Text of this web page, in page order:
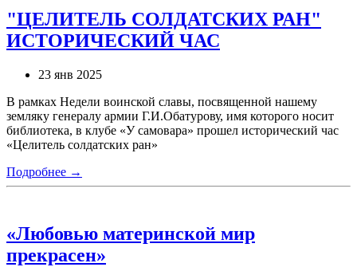
"ЦЕЛИТЕЛЬ СОЛДАТСКИХ РАН"
ИСТОРИЧЕСКИЙ ЧАС
23 янв 2025
В рамках Недели воинской славы, посвященной нашему
земляку генералу армии Г.И.Обатурову, имя которого носит
библиотека, в клубе «У самовара» прошел исторический час
«Целитель солдатских ран»
Подробнее →
«Любовью материнской мир
прекрасен»